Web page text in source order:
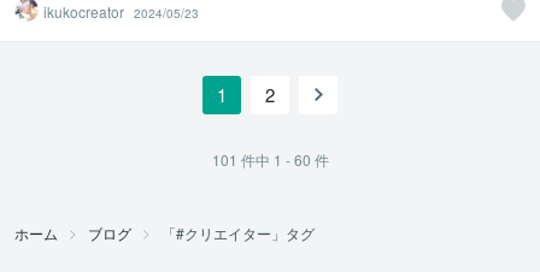
ikukocreator 2024/05/23
1 2
101 件中 1 - 60 件
ホーム ブログ 「#クリエイター」タグ